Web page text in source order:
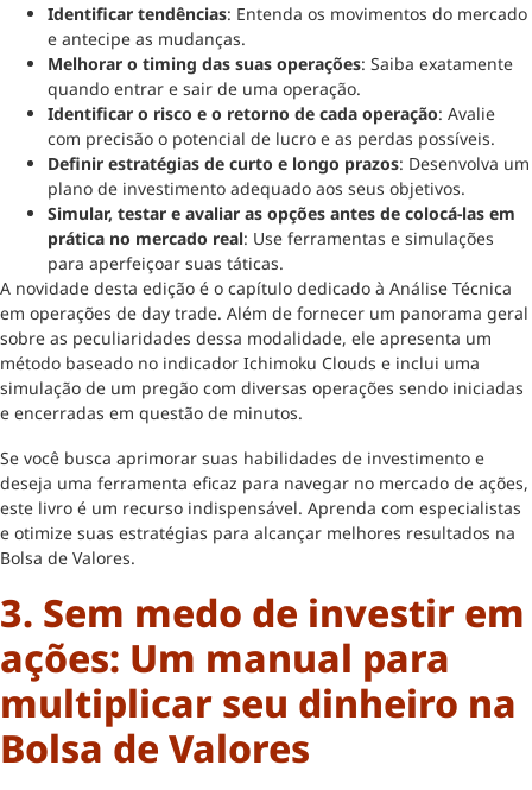
Identificar tendências: Entenda os movimentos do mercado
e antecipe as mudanças.
Melhorar o timing das suas operações: Saiba exatamente
quando entrar e sair de uma operação.
Identificar o risco e o retorno de cada operação: Avalie
com precisão o potencial de lucro e as perdas possíveis.
Definir estratégias de curto e longo prazos: Desenvolva um
plano de investimento adequado aos seus objetivos.
Simular, testar e avaliar as opções antes de colocá-las em
prática no mercado real: Use ferramentas e simulações
para aperfeiçoar suas táticas.
A novidade desta edição é o capítulo dedicado à Análise Técnica
em operações de day trade. Além de fornecer um panorama geral
sobre as peculiaridades dessa modalidade, ele apresenta um
método baseado no indicador Ichimoku Clouds e inclui uma
simulação de um pregão com diversas operações sendo iniciadas
e encerradas em questão de minutos.
Se você busca aprimorar suas habilidades de investimento e
deseja uma ferramenta eficaz para navegar no mercado de ações,
este livro é um recurso indispensável. Aprenda com especialistas
e otimize suas estratégias para alcançar melhores resultados na
Bolsa de Valores.
3. Sem medo de investir em
ações: Um manual para
multiplicar seu dinheiro na
Bolsa de Valores